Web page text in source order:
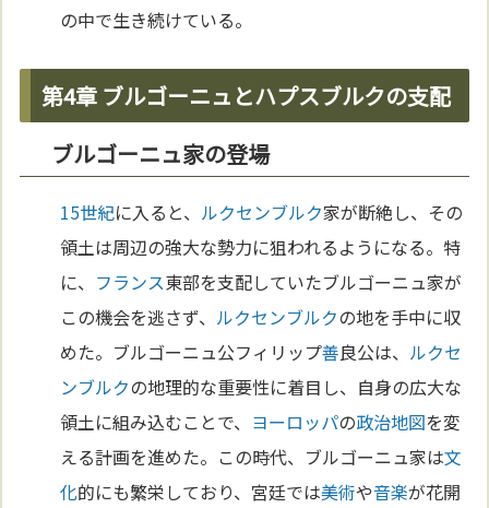
の中で生き続けている。
第4章 ブルゴーニュとハプスブルクの支配
ブルゴーニュ家の登場
15世紀に入ると、 ルクセンブルク家が断絶し、その
領土は周辺の強大な勢力に狙われるようになる。特
に、 フランス東部を支配していたブルゴーニュ家が
この機会を逃さず、 ルクセンブルクの地を手中に収
めた。ブルゴーニュ公フィリップ善良公は、 ルクセ
ンブルクの地理的な重要性に着目し、自身の広大な
領土に組み込むことで、 ヨーロッパの政治地図を変
える計画を進めた。この時代、ブルゴーニュ家は文
化的にも繁栄しており、宮廷では美術や音楽が花開